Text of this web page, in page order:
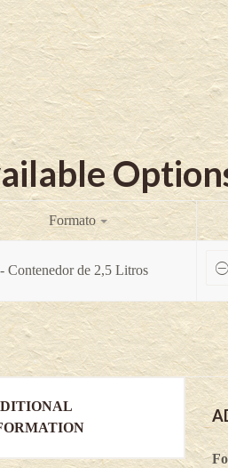
Formato
Contenedor de 2,5 Litros